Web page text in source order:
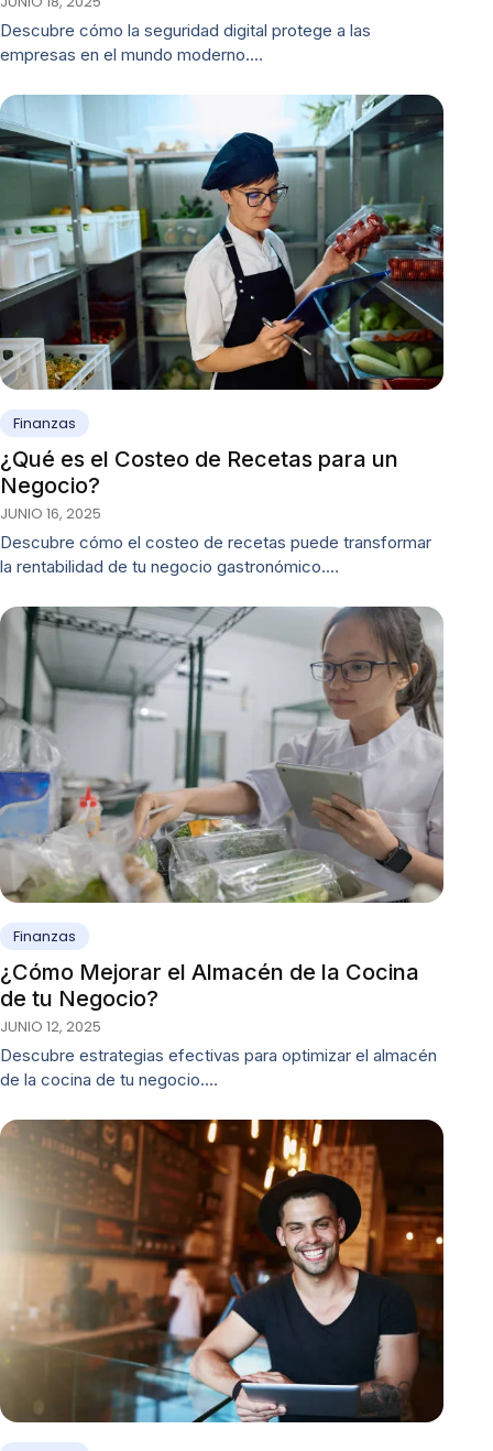
Descubre cómo la seguridad digital protege a las
empresas en el mundo moderno.…
Finanzas
¿Qué es el Costeo de Recetas para un
Negocio?
JUNIO 16, 2025
Descubre cómo el costeo de recetas puede transformar
la rentabilidad de tu negocio gastronómico.…
Finanzas
¿Cómo Mejorar el Almacén de la Cocina
de tu Negocio?
JUNIO 12, 2025
Descubre estrategias efectivas para optimizar el almacén
de la cocina de tu negocio.…